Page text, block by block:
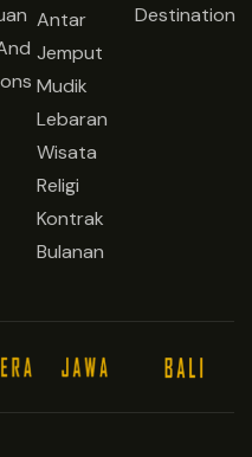
Antar
Jemput
Mudik
Lebaran
Wisata
Religi
Kontrak
Bulanan
Destination